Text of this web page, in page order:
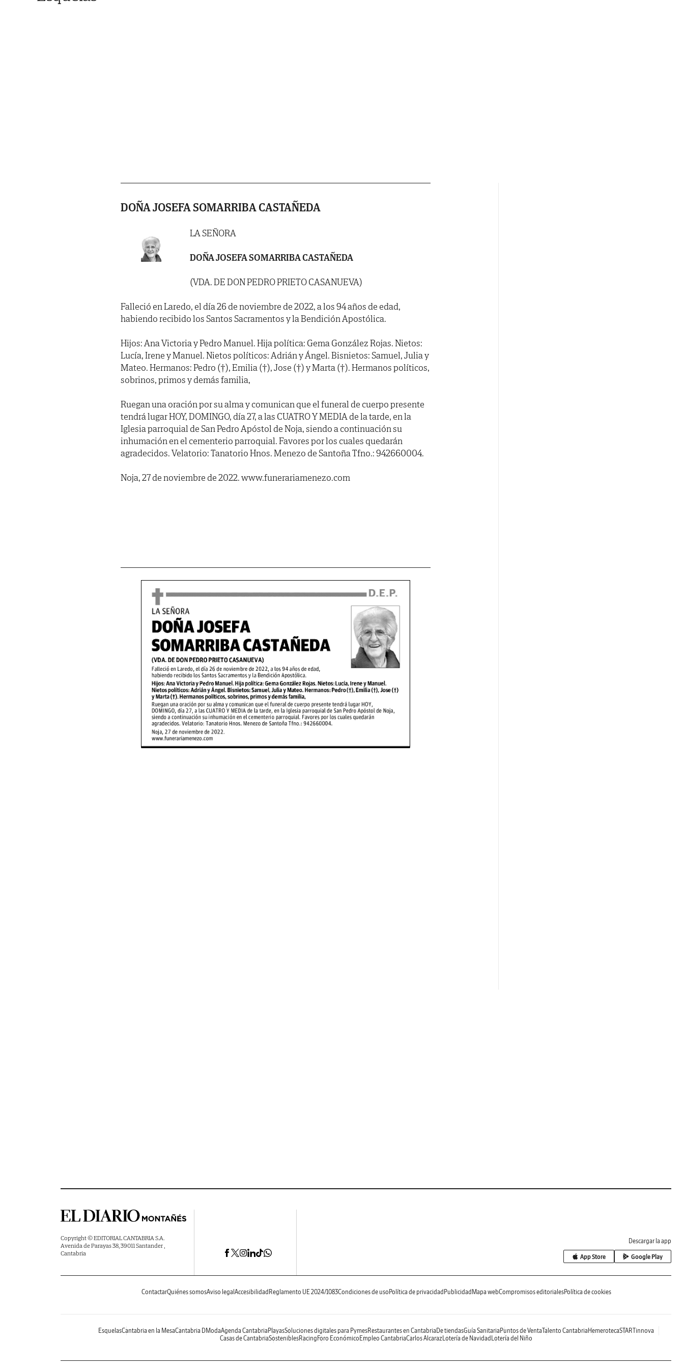
DOÑA JOSEFA SOMARRIBA CASTAÑEDA
LA SEÑORA
DOÑA JOSEFA SOMARRIBA CASTAÑEDA
(VDA. DE DON PEDRO PRIETO CASANUEVA)
Falleció en Laredo, el día 26 de noviembre de 2022, a los 94 años de edad,
habiendo recibido los Santos Sacramentos y la Bendición Apostólica.
Hijos: Ana Victoria y Pedro Manuel. Hija política: Gema González Rojas. Nietos:
Lucía, Irene y Manuel. Nietos políticos: Adrián y Ángel. Bisnietos: Samuel, Julia y
Mateo. Hermanos: Pedro (†), Emilia (†), Jose (†) y Marta (†). Hermanos políticos,
sobrinos, primos y demás familia,
Ruegan una oración por su alma y comunican que el funeral de cuerpo presente
tendrá lugar HOY, DOMINGO, día 27, a las CUATRO Y MEDIA de la tarde, en la
Iglesia parroquial de San Pedro Apóstol de Noja, siendo a continuación su
inhumación en el cementerio parroquial. Favores por los cuales quedarán
agradecidos. Velatorio: Tanatorio Hnos. Menezo de Santoña Tfno.: 942660004.
Noja, 27 de noviembre de 2022. www.funerariamenezo.com
Copyright © EDITORIAL CANTABRIA S.A.
Avenida de Parayas 38, 39011 Santander ,
Cantabria
Descargar la app
App Store Google Play
ContactarQuiénes somosAviso legal Accesibilidad Reglamento UE 2024/1083Condiciones de uso Política de privacidad Publicidad Mapa webCompromisos editorialesPolítica de cookies
EsquelasCantabria en la MesaCantabria DModaAgenda Cantabria PlayasSoluciones digitales para PymesRestaurantes en Cantabria De tiendasGuía Sanitaria Puntos de VentaTalento Cantabria HemerotecaSTARTinnova
Casas de CantabriaSosteniblesRacing Foro Económico Empleo CantabriaCarlos AlcarazLotería de Navidad Lotería del Niño